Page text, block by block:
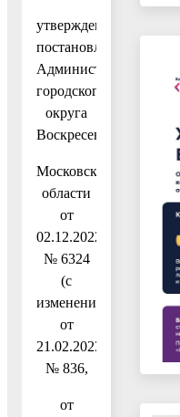
утвержденную
постановлением
Администрации
городского
округа
Воскресенск
Московской
области
от
02.12.2022
№ 6324
(с
изменениями
от
21.02.2023
№ 836,
от